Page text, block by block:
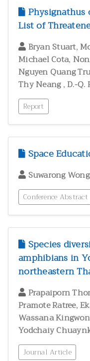
Physignathus
List of
Bryan Stuart,
Michael Cota,
Nguyen Quang
Thy Neang,D.-Q.
Report
Space
Suwarong
Conference Abstract
Species
amphibians in
northeastern
Prapaiporn
Pramote Ratree,
Wassana
Yodchaiy
Journal Article